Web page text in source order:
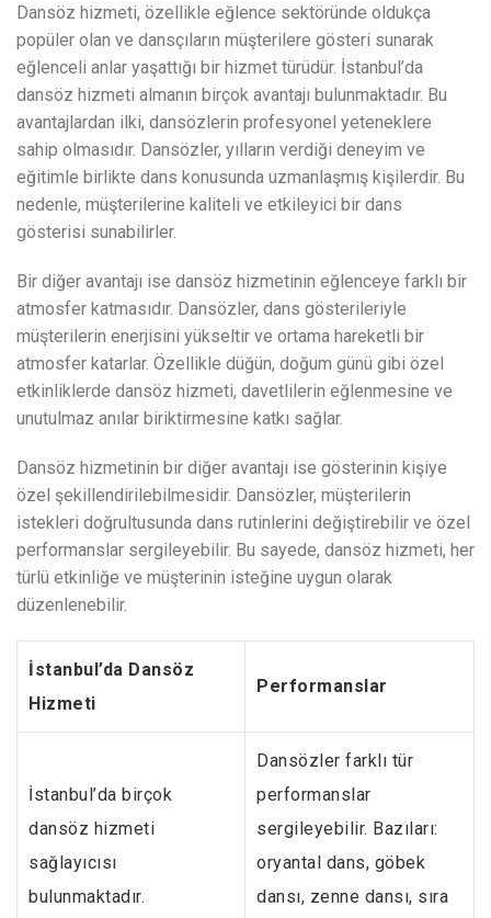
Dansöz hizmeti, özellikle eğlence sektöründe oldukça
popüler olan ve dansçıların müşterilere gösteri sunarak
eğlenceli anlar yaşattığı bir hizmet türüdür. İstanbul’da
dansöz hizmeti almanın birçok avantajı bulunmaktadır. Bu
avantajlardan ilki, dansözlerin profesyonel yeteneklere
sahip olmasıdır. Dansözler, yılların verdiği deneyim ve
eğitimle birlikte dans konusunda uzmanlaşmış kişilerdir. Bu
nedenle, müşterilerine kaliteli ve etkileyici bir dans
gösterisi sunabilirler.
Bir diğer avantajı ise dansöz hizmetinin eğlenceye farklı bir
atmosfer katmasıdır. Dansözler, dans gösterileriyle
müşterilerin enerjisini yükseltir ve ortama hareketli bir
atmosfer katarlar. Özellikle düğün, doğum günü gibi özel
etkinliklerde dansöz hizmeti, davetlilerin eğlenmesine ve
unutulmaz anılar biriktirmesine katkı sağlar.
Dansöz hizmetinin bir diğer avantajı ise gösterinin kişiye
özel şekillendirilebilmesidir. Dansözler, müşterilerin
istekleri doğrultusunda dans rutinlerini değiştirebilir ve özel
performanslar sergileyebilir. Bu sayede, dansöz hizmeti, her
türlü etkinliğe ve müşterinin isteğine uygun olarak
düzenlenebilir.
İstanbul’da Dansöz
Hizmeti
Performanslar
İstanbul’da birçok
dansöz hizmeti
sağlayıcısı
bulunmaktadır.
Dansözler farklı tür
performanslar
sergileyebilir. Bazıları:
oryantal dans, göbek
dansı, zenne dansı, sıra